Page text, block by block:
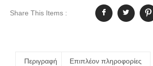
Share This Items :
Περιγραφή Επιπλέον πληροφορίες